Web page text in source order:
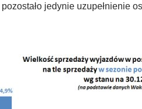
jedynie uzupełnienie